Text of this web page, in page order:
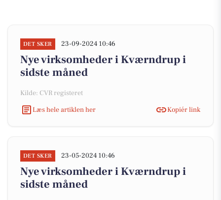
DET SKER 23-09-2024 10:46
Nye virksomheder i Kværndrup i
sidste måned
Kilde: CVR registeret
Læs hele artiklen her
Kopiér link
DET SKER 23-05-2024 10:46
Nye virksomheder i Kværndrup i
sidste måned